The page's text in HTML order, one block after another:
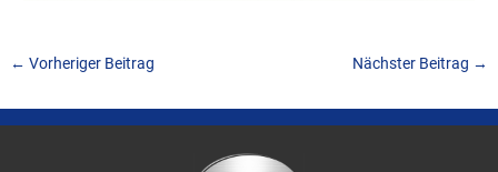
← Vorheriger Beitrag Nächster Beitrag →